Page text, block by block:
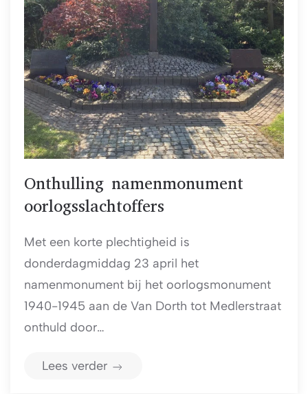
Onthulling namenmonument
oorlogsslachtoffers
Met een korte plechtigheid is
donderdagmiddag 23 april het
namenmonument bij het oorlogsmonument
1940-1945 aan de Van Dorth tot Medlerstraat
onthuld door…
Lees verder